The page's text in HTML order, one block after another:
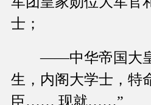
士；
——中华帝国大皇
生，内阁大学士，特
臣…… 现就……”